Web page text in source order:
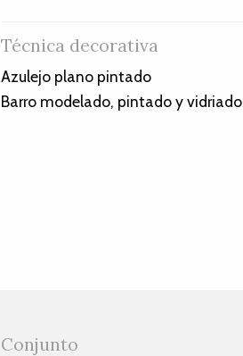
Técnica decorativa
Azulejo plano pintado
Barro modelado, pintado y vidriado
Conjunto